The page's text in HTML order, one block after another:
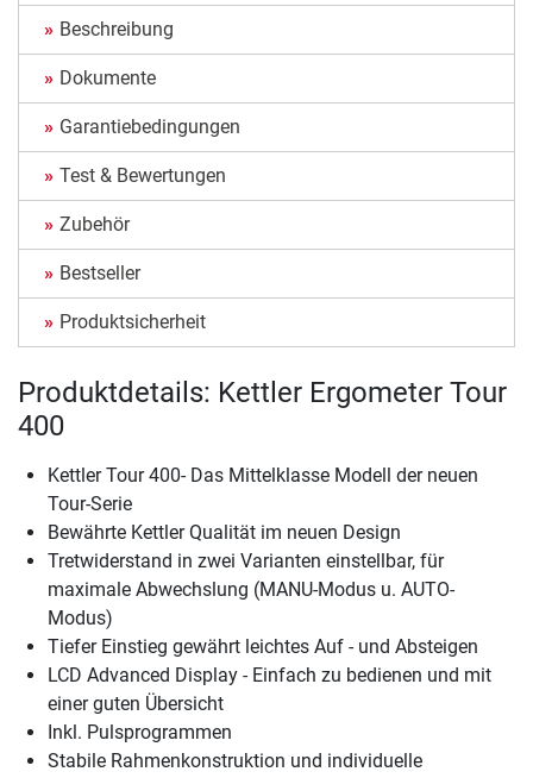
Beschreibung
Dokumente
Garantiebedingungen
Test & Bewertungen
Zubehör
Bestseller
Produktsicherheit
Produktdetails: Kettler Ergometer Tour
400
Kettler Tour 400- Das Mittelklasse Modell der neuen
Tour-Serie
Bewährte Kettler Qualität im neuen Design
Tretwiderstand in zwei Varianten einstellbar, für
maximale Abwechslung (MANU-Modus u. AUTO-
Modus)
Tiefer Einstieg gewährt leichtes Auf - und Absteigen
LCD Advanced Display - Einfach zu bedienen und mit
einer guten Übersicht
Inkl. Pulsprogrammen
Stabile Rahmenkonstruktion und individuelle